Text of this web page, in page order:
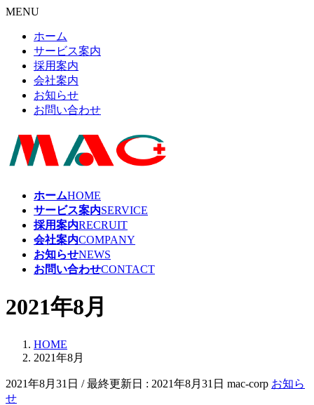
MENU
ホーム
サービス案内
採用案内
会社案内
お知らせ
お問い合わせ
ホームHOME
サービス案内SERVICE
採用案内RECRUIT
会社案内COMPANY
お知らせNEWS
お問い合わせCONTACT
2021年8月
HOME
2021年8月
2021年8月31日 / 最終更新日 : 2021年8月31日 mac-corp お知ら
せ